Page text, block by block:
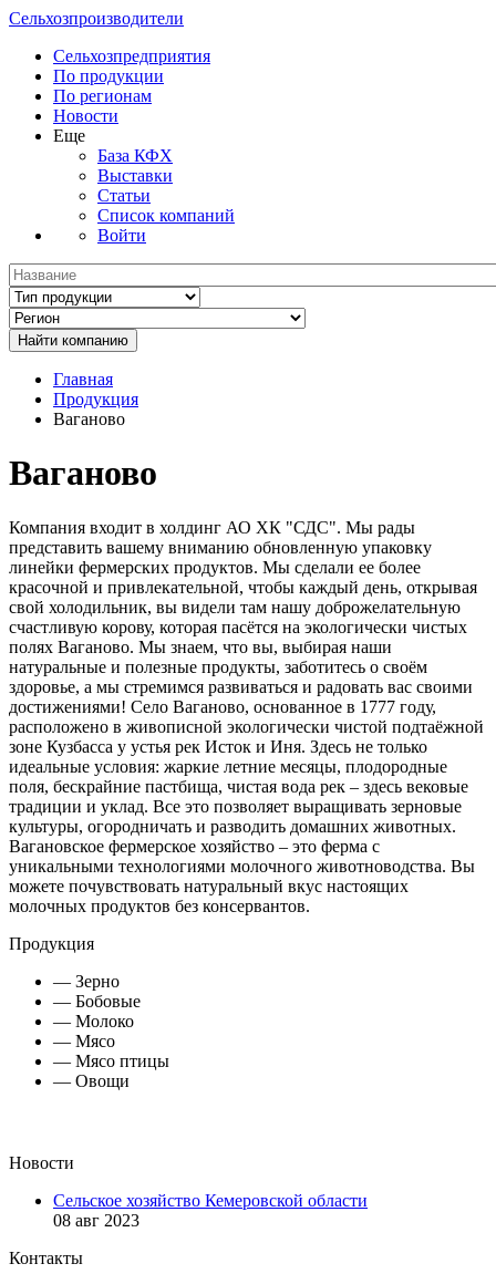
Сельхозпроизводители
Сельхозпредприятия
По продукции
По регионам
Новости
Еще
База КФХ
Выставки
Статьи
Список компаний
Войти
Главная
Продукция
Ваганово
Ваганово
Компания входит в холдинг АО ХК "СДС". Мы рады
представить вашему вниманию обновленную упаковку
линейки фермерских продуктов. Мы сделали ее более
красочной и привлекательной, чтобы каждый день, открывая
свой холодильник, вы видели там нашу доброжелательную
счастливую корову, которая пасётся на экологически чистых
полях Ваганово. Мы знаем, что вы, выбирая наши
натуральные и полезные продукты, заботитесь о своём
здоровье, а мы стремимся развиваться и радовать вас своими
достижениями! Село Ваганово, основанное в 1777 году,
расположено в живописной экологически чистой подтаёжной
зоне Кузбасса у устья рек Исток и Иня. Здесь не только
идеальные условия: жаркие летние месяцы, плодородные
поля, бескрайние пастбища, чистая вода рек – здесь вековые
традиции и уклад. Все это позволяет выращивать зерновые
культуры, огородничать и разводить домашних животных.
Вагановское фермерское хозяйство – это ферма с
уникальными технологиями молочного животноводства. Вы
можете почувствовать натуральный вкус настоящих
молочных продуктов без консервантов.
Продукция
— Зерно
— Бобовые
— Молоко
— Мясо
— Мясо птицы
— Овощи
Новости
Сельское хозяйство Кемеровской области
08 авг 2023
Контакты